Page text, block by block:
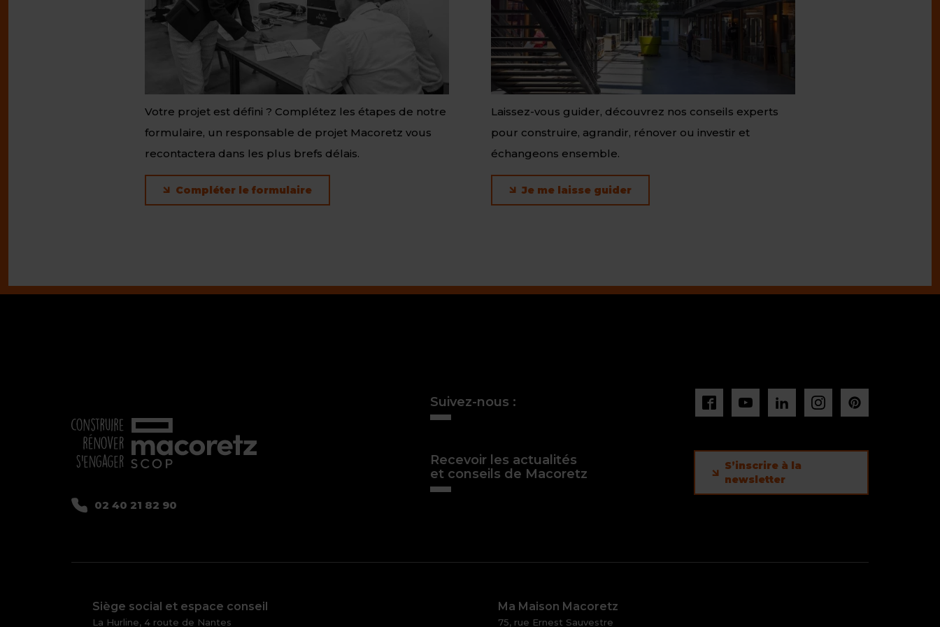
Votre projet est défini ? Complétez les étapes de notre
formulaire, un responsable de projet Macoretz vous
recontactera dans les plus brefs délais.
Compléter le formulaire
Laissez-vous guider, découvrez nos conseils experts
pour construire, agrandir, rénover ou investir et
échangeons ensemble.
Je me laisse guider
02 40 21 82 90
Suivez-nous :
Recevoir les actualités
et conseils de Macoretz
S’inscrire à la
newsletter
Siège social et espace conseil
La Hurline, 4 route de Nantes
Ma Maison Macoretz
75, rue Ernest Sauvestre